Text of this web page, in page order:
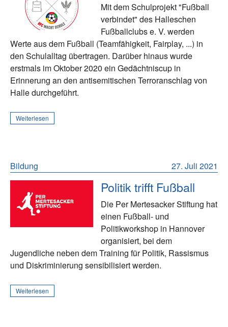
Mit dem Schulprojekt "Fußball
verbindet" des Halleschen
Fußballclubs e. V. werden
Werte aus dem Fußball (Teamfähigkeit, Fairplay, ...) in
den Schulalltag übertragen. Darüber hinaus wurde
erstmals im Oktober 2020 ein Gedächtniscup in
Erinnerung an den antisemitischen Terroranschlag von
Halle durchgeführt.
Weiterlesen
27. Juli 2021
Bildung
Politik trifft Fußball
Die Per Mertesacker Stiftung hat
einen Fußball- und
Politikworkshop in Hannover
organisiert, bei dem
Jugendliche neben dem Training für Politik, Rassismus
und Diskriminierung sensibilisiert werden.
Weiterlesen